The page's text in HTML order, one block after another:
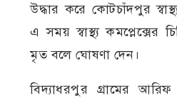
উদ্ধার করে কোটচাঁদপুর
এ সময় স্বাস্থ্য কমপ্লেক্সের
মৃত বলে ঘোষণা দেন।
বিদ্যাধরপুর গ্রামের